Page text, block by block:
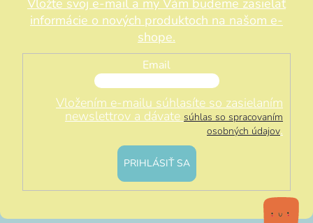
informácie o nových produktoch na našom e-
shope.
Email
Vložením e-mailu súhlasíte so zasielaním
newslettrov a dávate súhlas so spracovaním
osobných údajov.
PRIHLÁSIŤ SA